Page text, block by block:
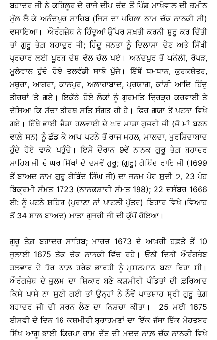
ਬਹਾਦਰ ਜੀ ਨੇ ਕਹਿਲੂਰ ਦੇ ਰਾਜੇ ਦੀਪ ਚੰਦ ਤੋਂ ਪਿੰਡ ਮਾਖੋਵਾਲ ਦੀ ਜ਼ਮੀਨ
ਮੁੱਲ ਲੈ ਕੇ ਅਨੰਦਪੁਰ ਸਾਹਿਬ (ਜਿਸ ਦਾ ਪਹਿਲਾ ਨਾਮ ਚੱਕ ਨਾਨਕੀ ਸੀ)
ਵਸਾਇਆ। ਔਰੰਗਜ਼ੇਬ ਨੇ ਹਿੰਦੂਆਂ ਉੱਪਰ ਸਖ਼ਤੀ ਕਰਨੀ ਸ਼ੁਰੂ ਕਰ ਦਿੱਤੀ
ਤਾਂ ਗੁਰੂ ਤੇਗ਼ ਬਹਾਦੁਰ ਜੀ; ਹਿੰਦੂ ਜਨਤਾ ਨੂੰ ਦਿਲਾਸਾ ਦੇਣ ਅਤੇ ਸਿੱਖੀ
ਪ੍ਰਚਾਰ ਲਈ ਪੂਰਬ ਦੇਸ਼ ਵੱਲ ਚੱਲ ਪਏ। ਅਨੰਦਪੁਰ ਤੋਂ ਘਨੌਲੀ, ਰੋਪੜ,
ਮੂਲੇਵਾਲ ਹੁੰਦੇ ਹੋਏ ਤਲਵੰਡੀ ਸਾਬੋ ਪੁੱਜੇ। ਇੱਥੋਂ ਧਮਧਾਨ, ਕੁਰਕਸ਼ੇਤਰ,
ਮਥੁਰਾ, ਆਗਰਾ, ਕਾਨਪੁਰ, ਅਲਾਹਾਬਾਦ, ਪ੍ਰਯਾਗ, ਕਾਂਸ਼ੀ ਆਦਿ ਹਿੰਦੂ
ਤੀਰਥਾਂ ’ਤੇ ਗਏ। ਇਕੱਠੇ ਹੋਏ ਲੋਕਾਂ ਨੂੰ ਗੁਰਮਤਿ ਦ੍ਰਿੜ੍ਹ ਕਰਵਾਈ ਤੇ
ਦੱਸਿਆ ਕਿ ਸੱਚਾ ਤੀਰਥ ਸਤਿ ਸੰਗਤ ਹੀ ਹੈ। ਫਿਰ ਗਯਾ ਤੋਂ ਪਟਨਾ ਵਿਖੇ
ਗਏ। ਇੱਥੇ ਭਾਈ ਜੈਤਾ ਹਲਵਾਈ ਦੇ ਘਰ ਮਾਤਾ ਗੁਜਰੀ ਜੀ (ਜੋ ਮਾਂ ਬਣਨ
ਵਾਲ਼ੇ ਸਨ) ਨੂੰ ਛੱਡ ਕੇ ਆਪ ਪਟਨੇ ਤੋਂ ਰਾਜ ਮਹਲ, ਮਾਲਦਾ, ਮੁਰਸ਼ਿਦਾਬਾਦ
ਹੁੰਦੇ ਹੋਏ ਢਾਕੇ ਪਹੁੰਚੇ। ਇਸੇ ਦੌਰਾਨ 9ਵੇਂ ਨਾਨਕ ਗੁਰੂ ਤੇਗ਼ ਬਹਾਦਰ
ਸਾਹਿਬ ਜੀ ਦੇ ਘਰ ਸਿੱਖਾਂ ਦੇ ਦਸਵੇਂ ਗੁਰੂ; (ਗੁਰੂ) ਗੋਬਿੰਦ ਰਾਇ ਜੀ (1699
ਤੋਂ ਬਾਅਦ ਨਾਮ ਗੁਰੂ ਗੋਬਿੰਦ ਸਿੰਘ ਜੀ) ਦਾ ਜਨਮ ਪੋਹ ਸੁਦੀ ੭, 23 ਪੋਹ
ਬਿਕ੍ਰਮੀ ਸੰਮਤ 1723 (ਨਾਨਕਸ਼ਾਹੀ ਸੰਮਤ 198); 22 ਦਸੰਬਰ 1666
ਈ: ਨੂੰ ਪਟਨੇ ਸ਼ਹਿਰ (ਪੁਰਾਣਾ ਨਾਂ ਪਾਟਲੀ ਪੁੱਤਰ) ਬਿਹਾਰ ਵਿਖੇ (ਵਿਆਹ
ਤੋਂ 34 ਸਾਲ ਬਾਅਦ) ਮਾਤਾ ਗੁਜਰੀ ਜੀ ਦੀ ਕੁੱਖੋਂ ਹੋਇਆ।
ਗੁਰੂ ਤੇਗ਼ ਬਹਾਦਰ ਸਾਹਿਬ; ਮਾਰਚ 1673 ਦੇ ਆਖ਼ਰੀ ਹਫ਼ਤੇ ਤੋਂ 10
ਜੁਲਾਈ 1675 ਤੱਕ ਚੱਕ ਨਾਨਕੀ ਵਿੱਚ ਰਹੇ। ਓਨੀਂ ਦਿਨੀਂ ਔਰੰਗਜ਼ੇਬ
ਤਲਵਾਰ ਦੇ ਜ਼ੋਰ ਨਾਲ਼ ਹਰੇਕ ਭਾਰਤੀ ਨੂੰ ਮੁਸਲਮਾਨ ਬਣਾ ਰਿਹਾ ਸੀ।
ਔਰੰਗਜ਼ੇਬ ਦੇ ਜ਼ੁਲਮ ਦਾ ਸ਼ਿਕਾਰ ਬਣੇ ਕਸ਼ਮੀਰੀ ਪੰਡਿਤਾਂ ਦੀ ਫ਼ਰਿਆਦ
ਕਿਸੇ ਪਾਸੇ ਨਾ ਸੁਣੀ ਗਈ ਤਾਂ ਉਨ੍ਹਾਂ ਨੇ ਨੌਵੇਂ ਪਾਤਸ਼ਾਹ ਸ੍ਰੀ ਗੁਰੂ ਤੇਗ਼
ਬਹਾਦਰ ਜੀ ਦੀ ਸ਼ਰਨ ਲੈਣ ਦਾ ਨਿਸ਼ਚਾ ਕੀਤਾ। 25 ਮਈ 1675
ਈਸਵੀ ਦੇ ਦਿਨ 16 ਕਸ਼ਮੀਰੀ ਬ੍ਰਾਹਮਣਾਂ ਦਾ ਇੱਕ ਜੱਥਾ ਇੱਕ ਮੋਹਤਬਰ
ਸਿੱਖ ਆਗੂ ਭਾਈ ਕਿਰਪਾ ਰਾਮ ਦੱਤ ਦੀ ਮਦਦ ਨਾਲ਼ ਚੱਕ ਨਾਨਕੀ ਵਿਖੇ